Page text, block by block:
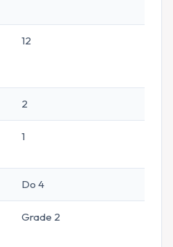
12
2
1
Do 4
Grade 2